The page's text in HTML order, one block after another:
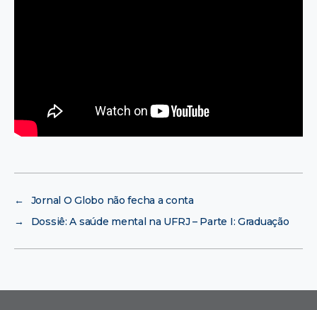
←
Jornal O Globo não fecha a conta
→
Dossiê: A saúde mental na UFRJ – Parte I: Graduação